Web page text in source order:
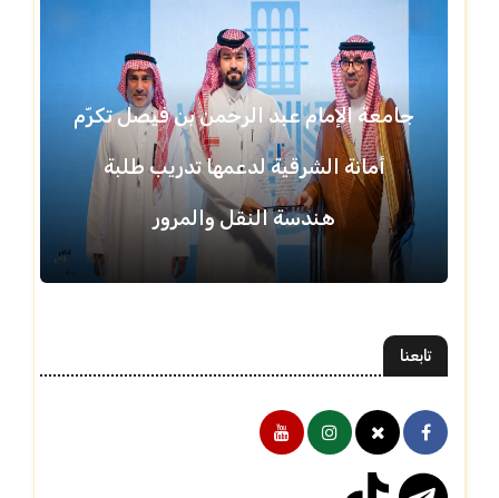
جامعة الإمام عبد الرحمن بن فيصل تكرّم
أمانة الشرقية لدعمها تدريب طلبة
هندسة النقل والمرور
تابعنا